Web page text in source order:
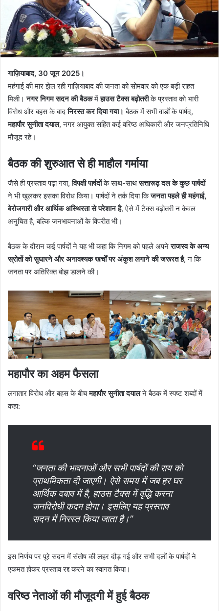
गाज़ियाबाद, 30 जून 2025।
महंगाई की मार झेल रही गाज़ियाबाद की जनता को सोमवार को एक बड़ी राहत
मिली।नगर निगम सदन की बैठकमेंहाउस टैक्स बढ़ोतरीके प्रस्ताव को भारी
विरोध और बहस के बादनिरस्त कर दिया गया। बैठक में सभी वार्डों के पार्षद,
महापौर सुनीता दयाल, नगर आयुक्त सहित कई वरिष्ठ अधिकारी और जनप्रतिनिधि
मौजूद रहे।
बैठक की शुरुआत से ही माहौल गर्माया
जैसे ही प्रस्ताव पढ़ा गया,विपक्षी पार्षदोंके साथ-साथसत्तारूढ़ दल के कुछ पार्षदों
ने भी खुलकर इसका विरोध किया। पार्षदों ने तर्क दिया किजनता पहले ही महंगाई,
बेरोजगारी और आर्थिक अस्थिरता से परेशान है, ऐसे में टैक्स बढ़ोतरी न केवल
अनुचित है, बल्कि जनभावनाओं के विपरीत भी।
बैठक के दौरान कई पार्षदों ने यह भी कहा कि निगम को पहले अपनेराजस्व के अन्य
स्रोतों को सुधारने और अनावश्यक खर्चों पर अंकुश लगाने की जरूरत है, न कि
जनता पर अतिरिक्त बोझ डालने की।
महापौर का अहम फैसला
लगातार विरोध और बहस के बीचमहापौर सुनीता दयालने बैठक में स्पष्ट शब्दों में
कहा:
“जनता की भावनाओं और सभी पार्षदों की राय को
प्राथमिकता दी जाएगी। ऐसे समय में जब हर घर
आर्थिक दबाव में है, हाउस टैक्स में वृद्धि करना
जनविरोधी कदम होगा। इसलिए यह प्रस्ताव
सदन में निरस्त किया जाता है।”
इस निर्णय पर पूरे सदन में संतोष की लहर दौड़ गई और सभी दलों के पार्षदों ने
एकमत होकर प्रस्ताव रद्द करने का स्वागत किया।
वरिष्ठ नेताओं की मौजूदगी में हुई बैठक